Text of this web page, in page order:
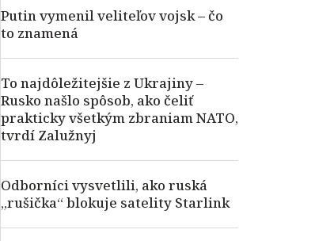
Putin vymenil veliteľov vojsk – čo
to znamená
To najdôležitejšie z Ukrajiny –
Rusko našlo spôsob, ako čeliť
prakticky všetkým zbraniam NATO,
tvrdí Zalužnyj
Odborníci vysvetlili, ako ruská
„rušička“ blokuje satelity Starlink